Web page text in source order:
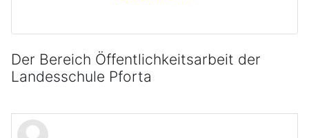
Der Bereich Öffentlichkeitsarbeit der
Landesschule Pforta